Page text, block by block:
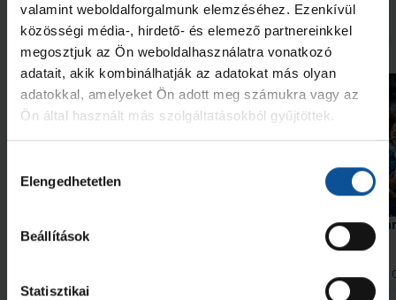
valamint weboldalforgalmunk elemzéséhez. Ezenkívül
közösségi média-, hirdető- és elemező partnereinkkel
megosztjuk az Ön weboldalhasználatra vonatkozó
adatait, akik kombinálhatják az adatokat más olyan
adatokkal, amelyeket Ön adott meg számukra vagy az
Ön által használt más szolgáltatásokból gyűjtöttek.
kiválasztása
Elengedhetetlen
Beállítások
Statisztikai
További friss hírek
Galéria
Nantes 34–35 (2026. 08. 08.)
2026. aug.
Hiába hajráztunk, a